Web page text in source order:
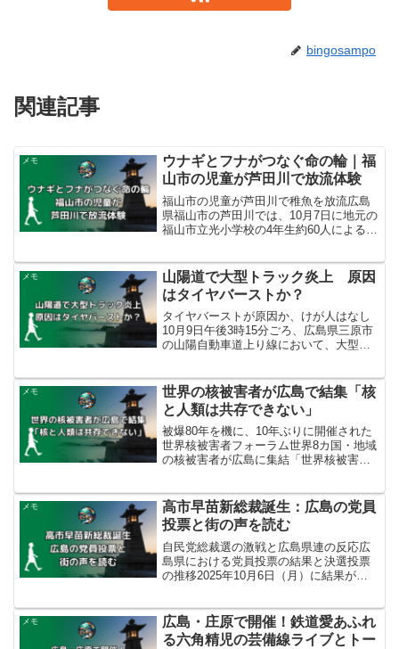
bingosampo
関連記事
メモ
ウナギとフナがつなぐ命の輪｜福
山市の児童が芦田川で放流体験
福山市の児童が芦田川で稚魚を放流広島
県福山市の芦田川では、10月7日に地元の
福山市立光小学校の4年生約60人によるウ
環境について学ぶ総合学習の一環とし
て、芦田川漁業協同...
メモ
山陽道で大型トラック炎上 原因
はタイヤバーストか？
タイヤバーストが原因か、けが人はなし
10月9日午後3時15分ごろ、広島県三原市
の山陽自動車道上り線において、大型ト
（IC）付近です。警察や消防などによる
と、通報は大型トラ...
メモ
世界の核被害者が広島で結集「核
と人類は共存できない」
被爆80年を機に、10年ぶりに開催された
世界核被害者フォーラム世界8カ国・地域
の核被害者が広島に集結「世界核被害者
テールプラザで開催されました。このフ
ォーラ...
メモ
高市早苗新総裁誕生：広島の党員
投票と街の声を読む
自民党総裁選の激戦と広島県連の反応広
島県における党員投票の結果と決選投票
の推移2025年10月6日（月）に結果が出
島市中区のホテルで開票が行われた広島
県支部連合会の党員...
メモ
広島・庄原で開催！鉄道愛あふれ
る六角精児の芸備線ライブとトー